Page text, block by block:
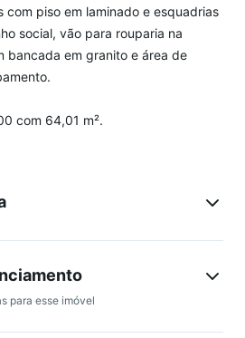
com piso em laminado e esquadrias
social, vão para rouparia na
bancada em granito e área de
com 64,01 m².
para esse imóvel